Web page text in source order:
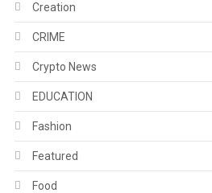
Creation
CRIME
Crypto News
EDUCATION
Fashion
Featured
Food